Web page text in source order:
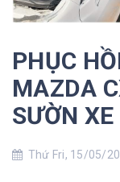
PHỤC
MAZDA
SƯỜN
Thứ Fri, 15/05/